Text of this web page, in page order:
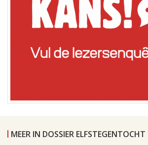
MEER IN DOSSIER ELFSTEGENTOCHT